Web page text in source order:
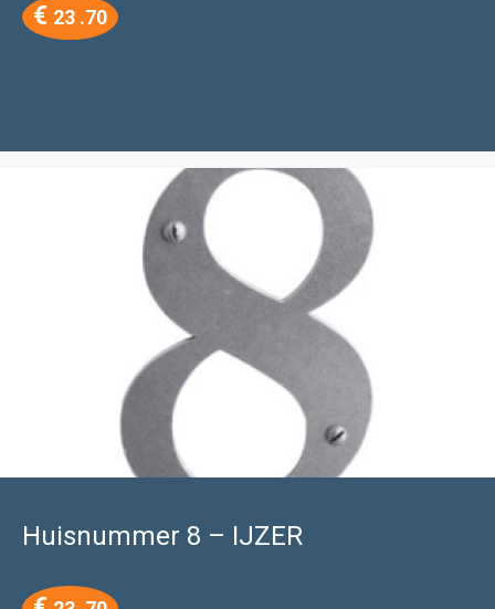
€ 23 .70
Huisnummer 8 – IJZER